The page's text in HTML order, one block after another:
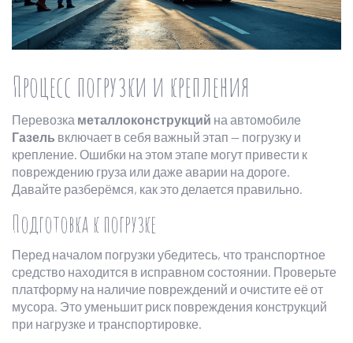
Процесс погрузки и крепления
Перевозка металлоконструкций на автомобиле
Газель включает в себя важный этап — погрузку и
крепление. Ошибки на этом этапе могут привести к
повреждению груза или даже аварии на дороге.
Давайте разберёмся, как это делается правильно.
Подготовка к погрузке
Перед началом погрузки убедитесь, что транспортное
средство находится в исправном состоянии. Проверьте
платформу на наличие повреждений и очистите её от
мусора. Это уменьшит риск повреждения конструкций
при нагрузке и транспортировке.